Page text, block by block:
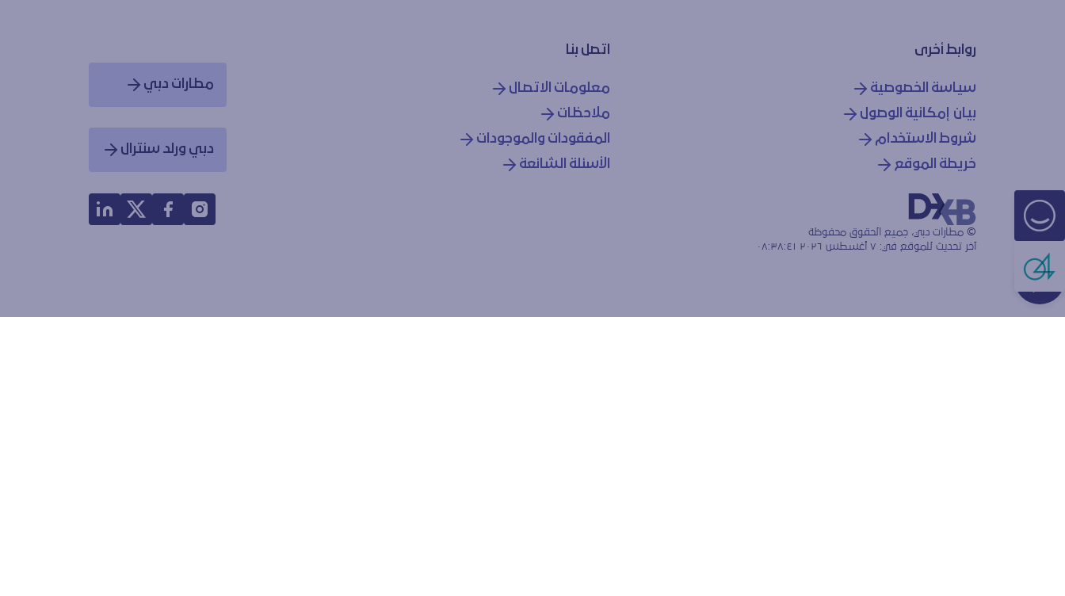
روابط أخرى
سياسة الخصوصية
بيان إمكانية الوصول
شروط الاستخدام
خريطة الموقع
اتصل بنا
معلومات الاتصال
ملاحظات
المفقودات والموجودات
الأسئلة الشائعة
مطارات دبي
Opens in a new window
دبي ورلد سنترال
Opens in a new window
© مطارات دبي، جميع الحقوق محفوظة
آخر تحديث للموقع في: ٧ أغسطس ٢٠٢٦ ٠٨:٣٨:٤١